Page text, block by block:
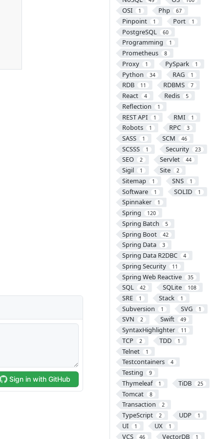
OSI 1 Php 67
Pinpoint 1 Port 1
PostgreSQL 60
Programming 1
Prometheus 8
Proxy 1 PySpark 1
Python 34 RAG 1
RDB 11 RDBMS 7
React 4 Redis 5
Reflection 1
REST API 1 RMI 1
Robots 1 RPC 3
SASS 1 SCM 46
SCSSS 1 Security 23
SEO 2 Servlet 44
Sigil 1 Site 2
Sitemap 1 SNS 1
Software 1 SOLID 1
Spinnaker 1
Spring 120
Spring Batch 5
Spring Boot 42
Spring Data 3
Spring Data R2DBC 4
Spring Security 11
Spring Web Reactive 35
SQL 42 SQLite 108
SRE 1 Stack 1
Subversion 1 SVG 1
SVN 2 Swift 49
SyntaxHighlighter 11
TCP 2 TDD 1
Telnet 1
Testcontainers 4
Testing 9
Thymeleaf 1 TiDB 25
Tomcat 8
Transaction 2
TypeScript 2 UDP 1
UI 1 UX 1
VCS 46 VectorDB 1